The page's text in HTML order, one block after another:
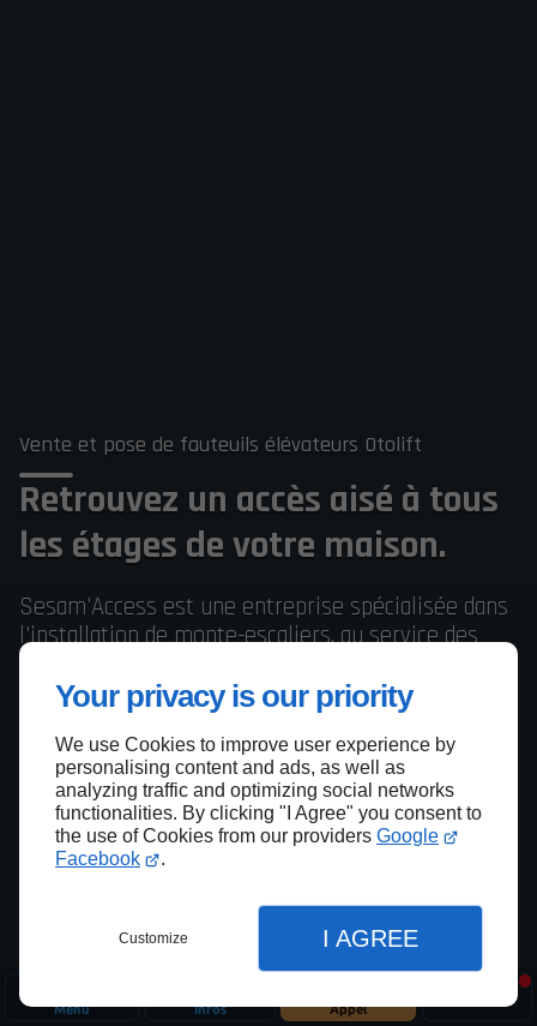
Your privacy is our priority
We use Cookies to improve user experience by
personalising content and ads, as well as
analyzing traffic and optimizing social networks
functionalities. By clicking "I Agree" you consent to
the use of Cookies from our providers Google
Facebook
.
Customize I AGREE
Menu Infos Appel
Vente et pose de fauteuils élévateurs Otolift
Retrouvez un accès aisé à tous
les étages de votre maison.
Sesam'Access est une entreprise spécialisée dans
l'installation de monte-escaliers, au service des
09 74 56 10 29 Contactez-nous